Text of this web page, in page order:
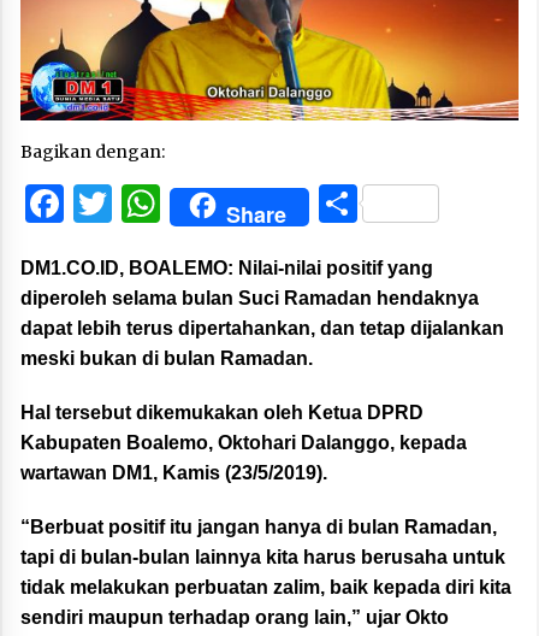
Bagikan dengan:
Facebook
Twitter
WhatsApp
Share Share
DM1.CO.ID, BOALEMO: Nilai-nilai positif yang
diperoleh selama bulan Suci Ramadan hendaknya
dapat lebih terus dipertahankan, dan tetap dijalankan
meski bukan di bulan Ramadan.
Hal tersebut dikemukakan oleh Ketua DPRD
Kabupaten Boalemo, Oktohari Dalanggo, kepada
wartawan DM1, Kamis (23/5/2019).
“Berbuat positif itu jangan hanya di bulan Ramadan,
tapi di bulan-bulan lainnya kita harus berusaha untuk
tidak melakukan perbuatan zalim, baik kepada diri kita
sendiri maupun terhadap orang lain,” ujar Okto